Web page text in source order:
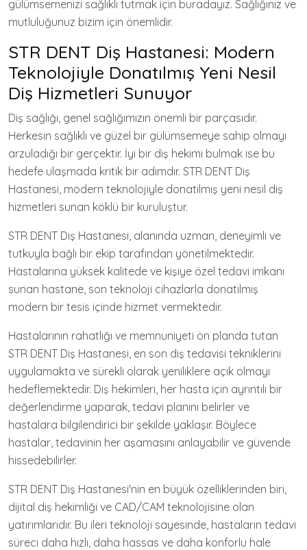
gülümsemenizi sağlıklı tutmak için buradayız. Sağlığınız ve
mutluluğunuz bizim için önemlidir.
STR DENT Diş Hastanesi: Modern
Teknolojiyle Donatılmış Yeni Nesil
Diş Hizmetleri Sunuyor
Diş sağlığı, genel sağlığımızın önemli bir parçasıdır.
Herkesin sağlıklı ve güzel bir gülümsemeye sahip olmayı
arzuladığı bir gerçektir. İyi bir diş hekimi bulmak ise bu
hedefe ulaşmada kritik bir adımdır. STR DENT Diş
Hastanesi, modern teknolojiyle donatılmış yeni nesil diş
hizmetleri sunan köklü bir kuruluştur.
STR DENT Diş Hastanesi, alanında uzman, deneyimli ve
tutkuyla bağlı bir ekip tarafından yönetilmektedir.
Hastalarına yüksek kalitede ve kişiye özel tedavi imkanı
sunan hastane, son teknoloji cihazlarla donatılmış
modern bir tesis içinde hizmet vermektedir.
Hastalarının rahatlığı ve memnuniyeti ön planda tutan
STR DENT Diş Hastanesi, en son diş tedavisi tekniklerini
uygulamakta ve sürekli olarak yeniliklere açık olmayı
hedeflemektedir. Diş hekimleri, her hasta için ayrıntılı bir
değerlendirme yaparak, tedavi planını belirler ve
hastalara bilgilendirici bir şekilde yaklaşır. Böylece
hastalar, tedavinin her aşamasını anlayabilir ve güvende
hissedebilirler.
STR DENT Diş Hastanesi'nin en büyük özelliklerinden biri,
dijital diş hekimliği ve CAD/CAM teknolojisine olan
yatırımlarıdır. Bu ileri teknoloji sayesinde, hastaların tedavi
süreci daha hızlı, daha hassas ve daha konforlu hale